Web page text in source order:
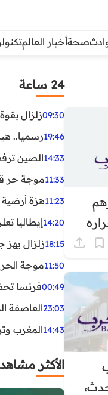
صحةأخبار العالم
24 ساعة
09:30زلزال بقوة 6.3 درجات يضرب جنوب الفلبين.. ولا تحذير من تسونامي حتى الآن
19:46رسميا..
14:33الصين
11:33موجة حر
11:23هزة أرضية بقوة 5.6
14:20إيطاليا تعلن
18:15زلزال
11:50موجة الحر
00:49فرنسا
23:03العاصفة
14:43المغرب
الأكثر